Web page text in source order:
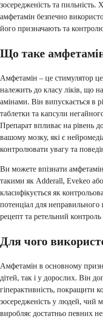
зосередженість та
амфетамін безпечно
його призначають та
Що таке
Амфетамін – це стимулятор
належить до класу ліків, що
амінами. Він випускається в
таблетки та капсули
Препарат впливає на рівень
вашому мозку, які є
контролювати увагу та
Ви можете впізнати
такими як Adderall, Evekeo
класифікується як
потенціал для
рецепт та ретельний
Для чого
Амфетамін в основному
дітей, так і у дорослих. Він
гіперактивність, покращити
зосередженість у людей,
виробляє достатньо певних